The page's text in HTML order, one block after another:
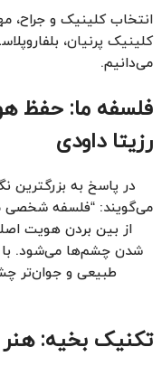
انتخاب کلینیک و جراح،
کلینیک پرنیان،
می‌دانیم.
فلسفه ما: حفظ
رزیتا داودی
در پاسخ به بزرگترین
می‌گویند: “فلسفه شخصی
از بین بردن هویت
شدن چشم‌ها می‌شود. با
طبیعی و جوان‌تر
تکنیک بخیه: هنر